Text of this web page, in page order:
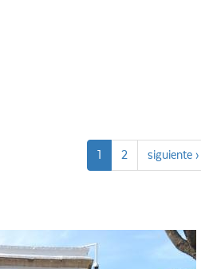
1 2 siguiente ›